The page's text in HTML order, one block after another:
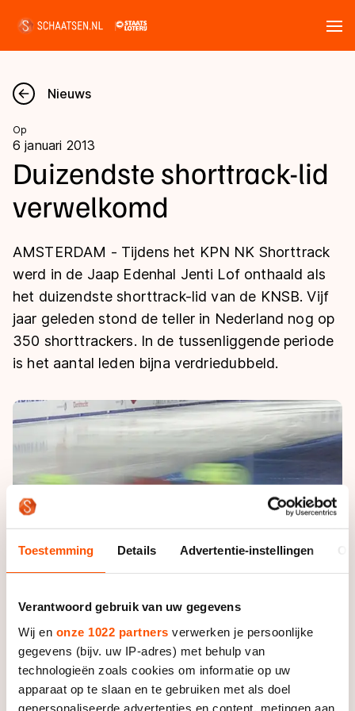
Toestemming Details Advertentie-instellingen
Verantwoord gebruik van uw gegevens
Wij en onze 1022 partners verwerken je persoonlijke
gegevens (bijv. uw IP-adres) met behulp van
technologieën zoals cookies om informatie op uw
apparaat op te slaan en te gebruiken met als doel
gepersonaliseerde advertenties en content, metingen aan
Nieuws
Kalender
Disciplines
Langebaan
Shorttrack
Inlineskaten
Kunstschaatsen
Natuurijs
Uitslagen
Langebaan
Shorttrack
Marathon
Kunstschaatsen
Tijden & historie
Ranglijsten Langebaan
Persoonlijke records & tijden
Historie & statistiek
De weg op
Algemene Nederlandse Schaatstijd
Deze zomer de weg op
Waar kan ik schaatsen en skaten?
Schaatsfans
Alles voor jou als schaatsfan
Evenementen
Tickets
Livestreams
Word schaatsfan!
Olympische Spelen
Olympische Spelen
Medaille overzicht
Medaillespiegel
Van Jong tot Goud verhalen
Nieuws
Op
6 januari 2013
Duizendste shorttrack-lid
verwelkomd
AMSTERDAM - Tijdens het KPN NK Shorttrack
werd in de Jaap Edenhal Jenti Lof onthaald als
het duizendste shorttrack-lid van de KNSB. Vijf
jaar geleden stond de teller in Nederland nog op
350 shorttrackers. In de tussenliggende periode
is het aantal leden bijna verdriedubbeld.